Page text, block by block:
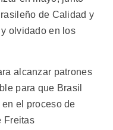
de Calidad y
olvidado en los
alcanzar patrones
para que Brasil
el proceso de
Freitas